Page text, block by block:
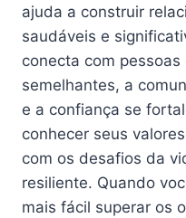
ajuda a construir
saudáveis e
conecta com
semelhantes, a
e a confiança se
conhecer seus
com os desafios da
resiliente. Quando
mais fácil superar os